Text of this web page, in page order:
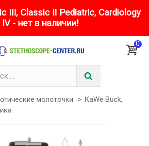
III, Classic II Pediatric, Cardiology
IV - нет в наличии!
0
молоточки > KaWe Buck,